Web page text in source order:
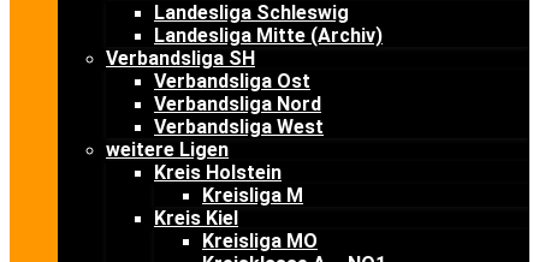
Landesliga Schleswig
Landesliga Mitte (Archiv)
Verbandsliga SH
Verbandsliga Ost
Verbandsliga Nord
Verbandsliga West
weitere Ligen
Kreis Holstein
Kreisliga M
Kreis Kiel
Kreisliga MO